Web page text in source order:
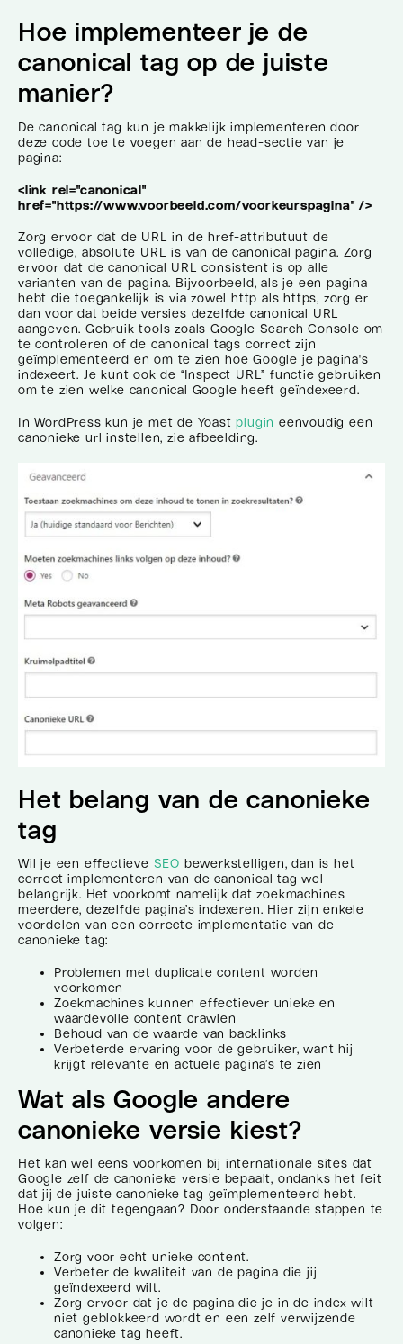
Hoe implementeer je de
canonical tag op de juiste
manier?
De canonical tag kun je makkelijk implementeren door
deze code toe te voegen aan de head-sectie van je
pagina:
<link rel="canonical"
href="https://www.voorbeeld.com/voorkeurspagina" />
Zorg ervoor dat de URL in de href-attributuut de
volledige, absolute URL is van de canonical pagina. Zorg
ervoor dat de canonical URL consistent is op alle
varianten van de pagina. Bijvoorbeeld, als je een pagina
hebt die toegankelijk is via zowel http als https, zorg er
dan voor dat beide versies dezelfde canonical URL
aangeven. Gebruik tools zoals Google Search Console om
te controleren of de canonical tags correct zijn
geïmplementeerd en om te zien hoe Google je pagina's
indexeert. Je kunt ook de “Inspect URL” functie gebruiken
om te zien welke canonical Google heeft geïndexeerd.
In WordPress kun je met de Yoastplugin eenvoudig een
canonieke url instellen, zie afbeelding.
Het belang van de canonieke
tag
Wil je een effectieve SEO bewerkstelligen, dan is het
correct implementeren van de canonical tag wel
belangrijk. Het voorkomt namelijk dat zoekmachines
meerdere, dezelfde pagina’s indexeren. Hier zijn enkele
voordelen van een correcte implementatie van de
canonieke tag:
Problemen met duplicate content worden
voorkomen
Zoekmachines kunnen effectiever unieke en
waardevolle content crawlen
Behoud van de waarde van backlinks
Verbeterde ervaring voor de gebruiker, want hij
krijgt relevante en actuele pagina’s te zien
Wat als Google andere
canonieke versie kiest?
Het kan wel eens voorkomen bij internationale sites dat
Google zelf de canonieke versie bepaalt, ondanks het feit
dat jij de juiste canonieke tag geïmplementeerd hebt.
Hoe kun je dit tegengaan? Door onderstaande stappen te
volgen:
Zorg voor echt unieke content.
Verbeter de kwaliteit van de pagina die jij
geïndexeerd wilt.
Zorg ervoor dat je de pagina die je in de index wilt
niet geblokkeerd wordt en een zelf verwijzende
canonieke tag heeft.